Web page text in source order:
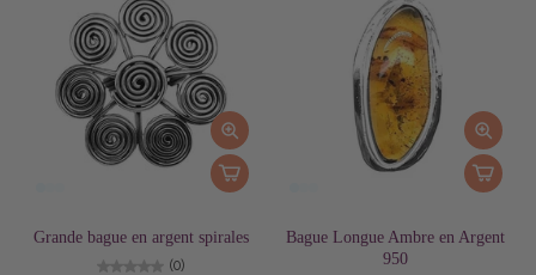
Grande bague en argent spirales
(0)
Bague Longue Ambre en Argent
950